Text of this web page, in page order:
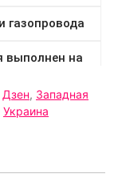
Дзен, Западная
Украина